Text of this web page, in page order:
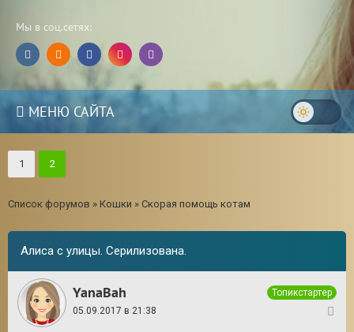
Мы в соц.сетях:
МЕНЮ САЙТА
1 2
Список форумов » Кошки » Скорая помощь котам
Алиса с улицы. Серилизована.
YanaBah
Топикстартер
05.09.2017 в 21:38